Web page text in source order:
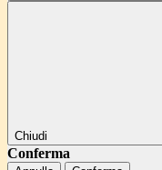
Chiudi
Conferma